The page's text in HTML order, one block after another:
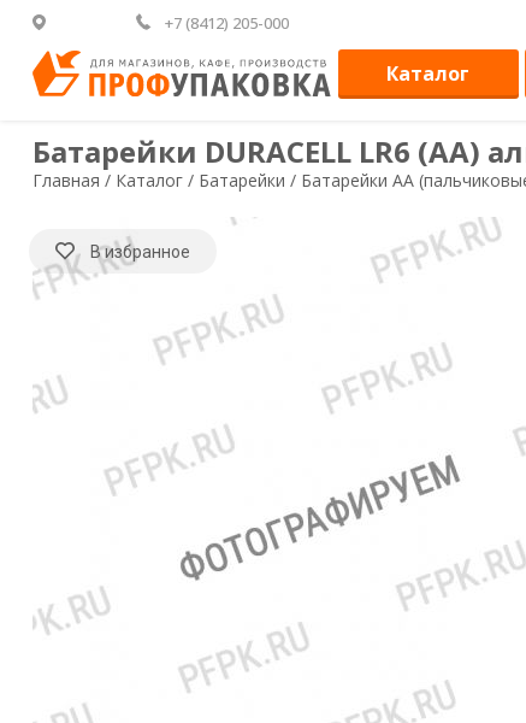
+7 (8412) 205-000
Каталог
Батарейки DURACELL LR6 (АА)
Главная / Каталог / Батарейки / Батарейки AA
В избранное